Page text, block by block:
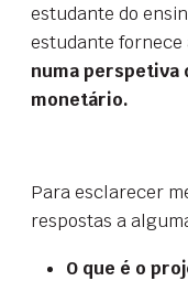
estudante do
estudante fornece
numa perspetiva
monetário.
Para esclarecer
respostas a
O que é o